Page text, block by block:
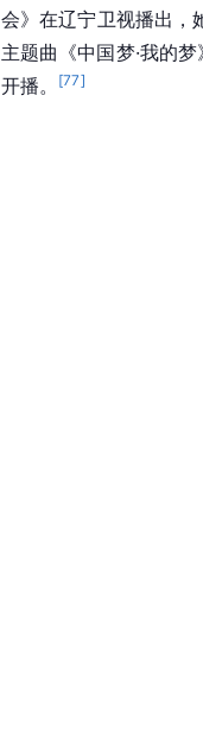
会》在辽宁卫视播出，
主题曲《中国梦·我的梦
开播。
[77]